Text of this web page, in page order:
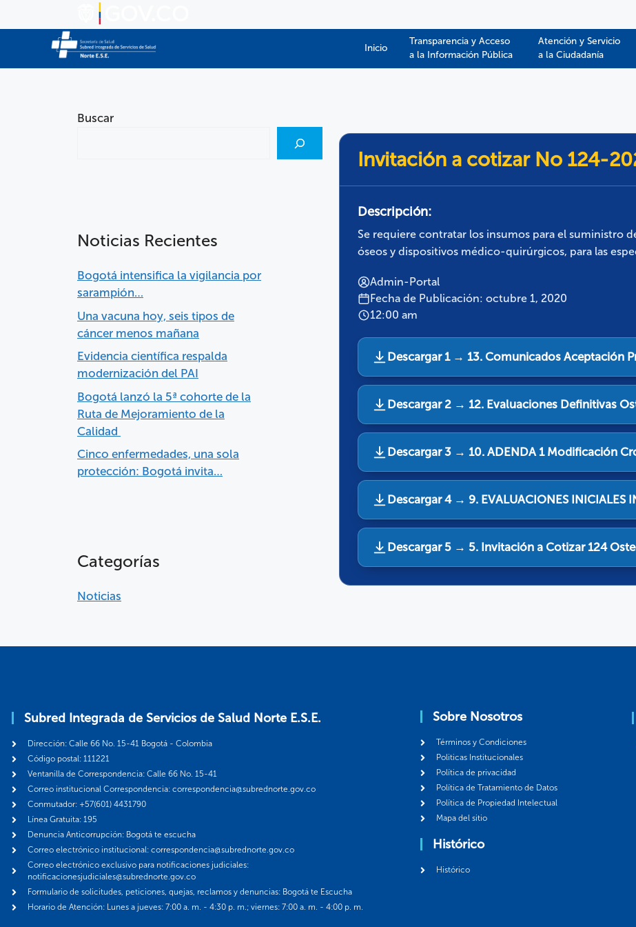
Inicio
Transparencia y Acceso
a la Información Pública​​
Atención y Servicio
a la Ciudadanía
Invitación a cotizar No 124-
Descripción:
Se requiere contratar los insumos para el suministro
óseos y dispositivos médico-quirúrgicos, para las
Admin-Portal
Fecha de Publicación: octubre 1, 2020
12:00 am
Descargar 1 → 13. Comunicados Aceptación
Descargar 2 → 12. Evaluaciones Definitivas
Descargar 3 → 10. ADENDA 1 Modificación
Descargar 4 → 9. EVALUACIONES INICIALES
Descargar 5 → 5. Invitación a Cotizar 124
Buscar
Noticias Recientes
Bogotá intensifica la vigilancia por
sarampión…
Una vacuna hoy, seis tipos de
cáncer menos mañana
Evidencia científica respalda
modernización del PAI
Bogotá lanzó la 5ª cohorte de la
Ruta de Mejoramiento de la
Calidad
Cinco enfermedades, una sola
protección: Bogotá invita…
Categorías
Noticias
Subred Integrada de Servicios de Salud Norte E.S.E.
Dirección: Calle 66 No. 15-41 Bogotá - Colombia
Código postal: 111221
Ventanilla de Correspondencia: Calle 66 No. 15-41
Correo institucional Correspondencia: correspondencia@subrednorte.gov.co
Conmutador: +57(601) 4431790
Línea Gratuita: 195
Denuncia Anticorrupción: Bogotá te escucha
Correo electrónico institucional: correspondencia@subrednorte.gov.co
Correo electrónico exclusivo para notificaciones judiciales:
notificacionesjudiciales@subrednorte.gov.co
Formulario de solicitudes, peticiones, quejas, reclamos y denuncias: Bogotá te Escucha
Horario de Atención: Lunes a jueves: 7:00 a. m. - 4:30 p. m.; viernes: 7:00 a. m. - 4:00 p. m.
Sobre Nosotros
Términos y Condiciones
Politicas Institucionales
Política de privacidad
Política de Tratamiento de Datos
Política de Propiedad Intelectual
Mapa del sitio
Histórico
Histórico